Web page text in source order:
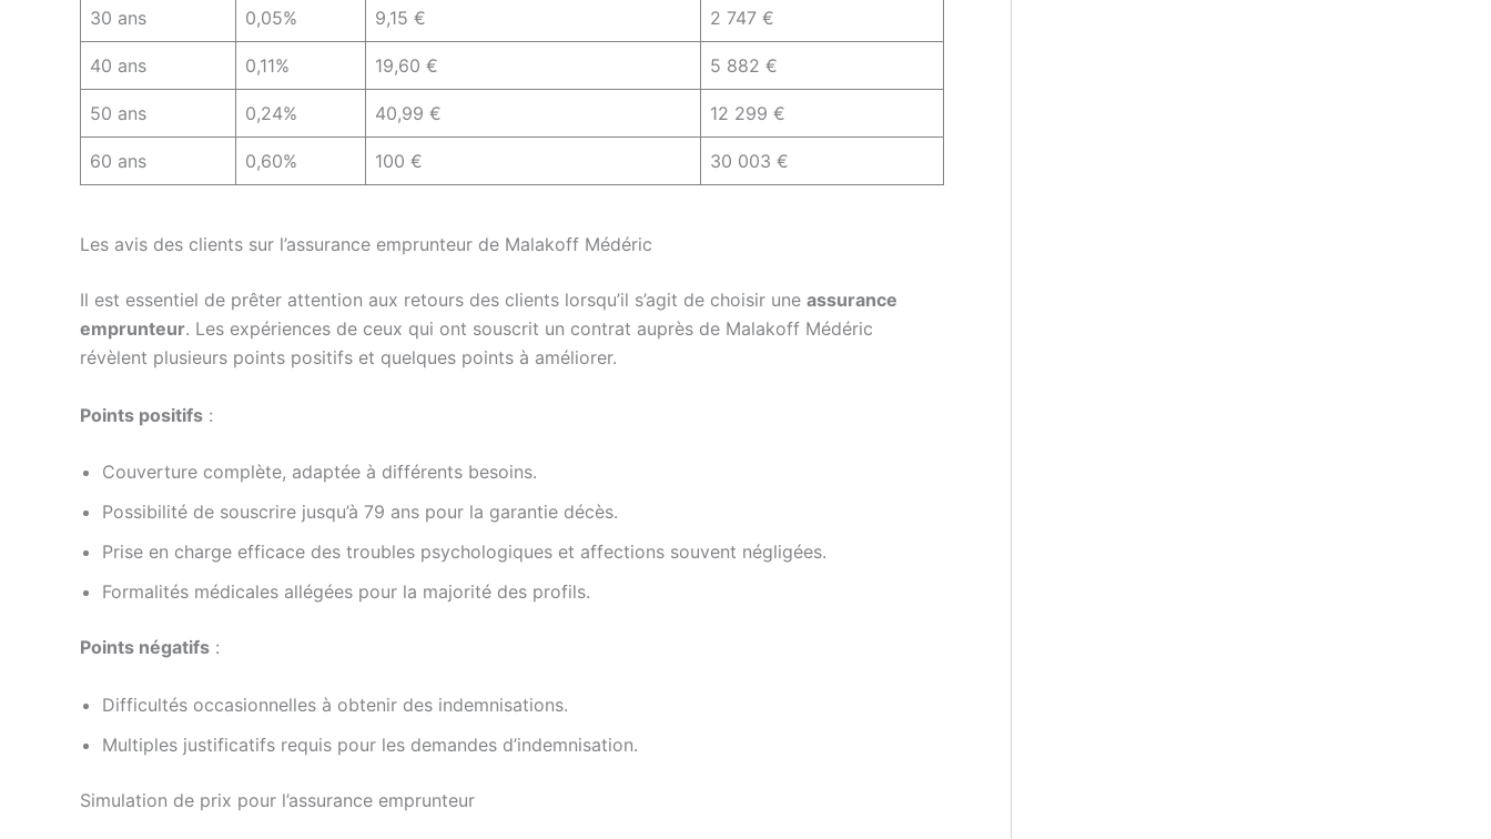
30 ans 0,05% 9,15 € 2 747 €
40 ans 0,11% 19,60 € 5 882 €
50 ans 0,24% 40,99 € 12 299 €
60 ans 0,60% 100 € 30 003 €
Les avis des clients sur l’assurance emprunteur de Malakoff Médéric
Il est essentiel de prêter attention aux retours des clients lorsqu’il s’agit de choisir une assurance
emprunteur. Les expériences de ceux qui ont souscrit un contrat auprès de Malakoff Médéric
révèlent plusieurs points positifs et quelques points à améliorer.
Points positifs :
Couverture complète, adaptée à différents besoins.
Possibilité de souscrire jusqu’à 79 ans pour la garantie décès.
Prise en charge efficace des troubles psychologiques et affections souvent négligées.
Formalités médicales allégées pour la majorité des profils.
Points négatifs :
Difficultés occasionnelles à obtenir des indemnisations.
Multiples justificatifs requis pour les demandes d’indemnisation.
Simulation de prix pour l’assurance emprunteur